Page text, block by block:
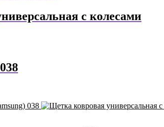
с колесами
038